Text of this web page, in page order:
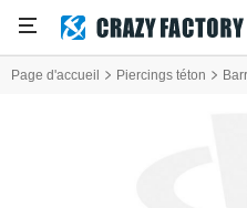
Page d'accueil Piercings téton